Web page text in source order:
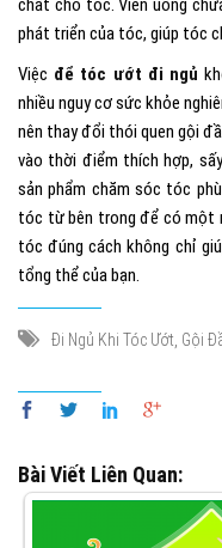
chất cho tóc. Viên uống
phát triển của tóc, giúp tóc
Việc để tóc ướt đi ngủ
nhiều nguy cơ sức khỏe
nên thay đổi thói quen gội
vào thời điểm thích hợp,
sản phẩm chăm sóc tóc
tóc từ bên trong để có một
tóc đúng cách không chỉ
tổng thể của bạn.
Đi Ngủ Khi Tóc Ướt, Gội
Bài Viết Liên Quan: